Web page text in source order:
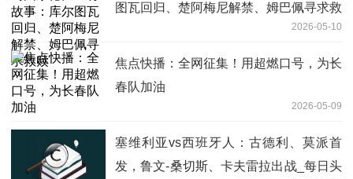
图瓦回归、楚阿梅尼解禁、姆巴佩寻求救
2026-05-10
焦点快播：全网征集！用超燃口号，为长
春队加油
2026-05-09
塞维利亚vs西班牙人：古德利、莫派首
发，鲁文-桑切斯、卡夫雷拉出战_每日头